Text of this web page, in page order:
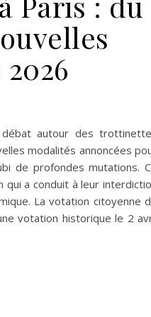
autour des
modalités annoncées
de profondes mutations.
a conduit à leur
La votation citoyenne
votation historique le 2